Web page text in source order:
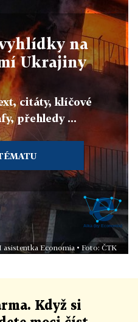
na
Ukrajiny
citáty, klíčové
přehledy ...
Economia • Foto: ČTK
Když si